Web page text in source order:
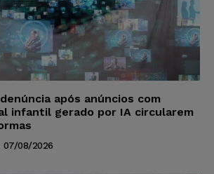
após anúncios com
infantil gerado por IA circularem
07/08/2026